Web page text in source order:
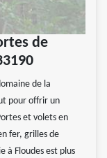
de
de la
pour offrir un
et volets en
fer, grilles de
à Floudes est plus